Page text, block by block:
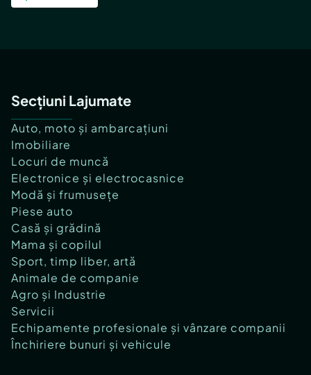
Secțiuni Lajumate
Auto, moto și ambarcațiuni
Imobiliare
Locuri de muncă
Electronice și electrocasnice
Modă și frumusețe
Piese auto
Casă și grădină
Mama și copilul
Sport, timp liber, artă
Animale de companie
Agro și Industrie
Servicii
Echipamente profesionale și vânzare companii
Închiriere bunuri și vehicule